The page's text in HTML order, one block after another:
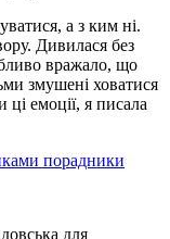
а з ким ні.
Дивилася без
вражало, що
змушені ховатися
емоції, я писала
порадники
для